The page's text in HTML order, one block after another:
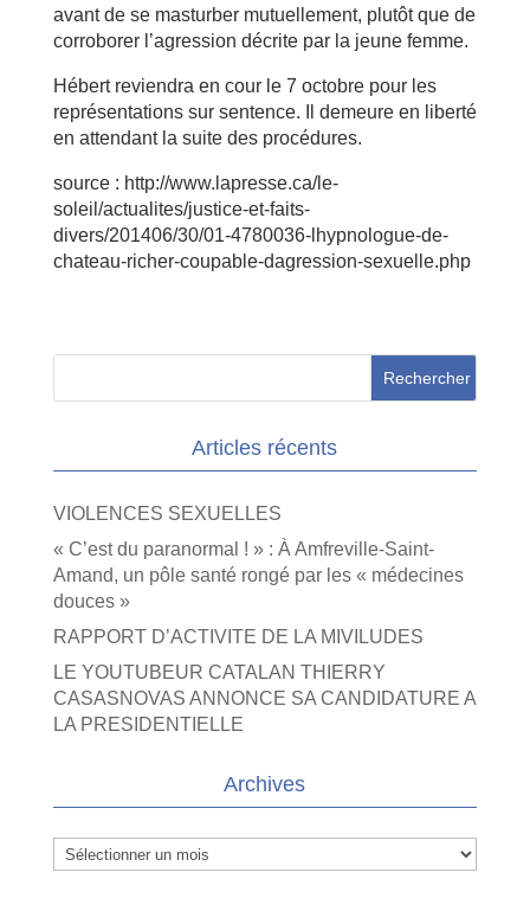
avant de se masturber mutuellement, plutôt que de
corroborer l’agression décrite par la jeune femme.
Hébert reviendra en cour le 7 octobre pour les
représentations sur sentence. Il demeure en liberté
en attendant la suite des procédures.
source : http://www.lapresse.ca/le-
soleil/actualites/justice-et-faits-
divers/201406/30/01-4780036-lhypnologue-de-
chateau-richer-coupable-dagression-sexuelle.php
Articles récents
VIOLENCES SEXUELLES
« C’est du paranormal ! » : À Amfreville-Saint-
Amand, un pôle santé rongé par les « médecines
douces »
RAPPORT D’ACTIVITE DE LA MIVILUDES
LE YOUTUBEUR CATALAN THIERRY
CASASNOVAS ANNONCE SA CANDIDATURE A
LA PRESIDENTIELLE
Archives
Archives